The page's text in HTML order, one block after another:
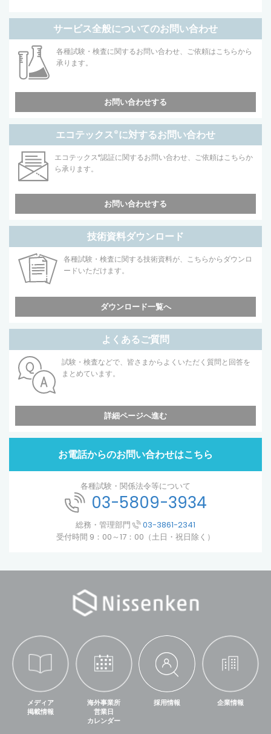
サービス全般についてのお問い合わせ
各種試験・検査に関するお問い合わせ、ご依頼はこちらから
承ります。
お問い合わせする
エコテックス®に対するお問い合わせ
エコテックス®認証に関するお問い合わせ、ご依頼はこちらか
ら承ります。
お問い合わせする
技術資料ダウンロード
各種試験・検査に関する技術資料が、こちらからダウンロ
ードいただけます。
ダウンロード一覧へ
よくあるご質問
試験・検査などで、皆さまからよくいただく質問と回答を
まとめています。
詳細ページへ進む
お電話からのお問い合わせはこちら
各種試験・関係法令等について
03-5809-3934
総務・管理部門
03-3861-2341
受付時間 9：00～17：00（土日・祝日除く）
メディア
掲載情報
海外事業所
営業日
カレンダー
採用情報 企業情報